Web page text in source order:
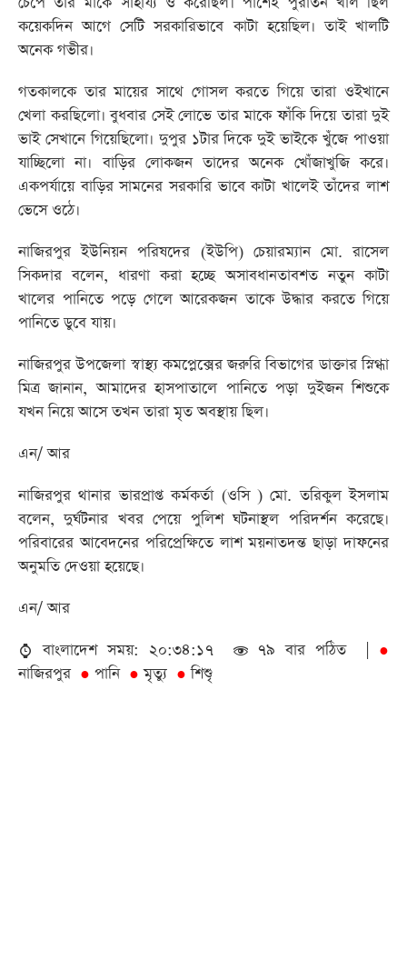
কয়েকদিন আগে সেটি সরকারিভাবে কাটা হয়েছিল। তাই খালটি
অনেক গভীর।
গতকালকে তার মায়ের সাথে গোসল করতে গিয়ে তারা ওইখানে
খেলা করছিলো। বুধবার সেই লোভে তার মাকে ফাঁকি দিয়ে তারা দুই
ভাই সেখানে গিয়েছিলো। দুপুর ১টার দিকে দুই ভাইকে খুঁজে পাওয়া
যাচ্ছিলো না। বাড়ির লোকজন তাদের অনেক খোঁজাখুজি করে।
একপর্যায়ে বাড়ির সামনের সরকারি ভাবে কাটা খালেই তাঁদের লাশ
ভেসে ওঠে।
নাজিরপুর ইউনিয়ন পরিষদের (ইউপি) চেয়ারম্যান মো. রাসেল
সিকদার বলেন, ধারণা করা হচ্ছে অসাবধানতাবশত নতুন কাটা
খালের পানিতে পড়ে গেলে আরেকজন তাকে উদ্ধার করতে গিয়ে
পানিতে ডুবে যায়।
নাজিরপুর উপজেলা স্বাস্থ্য কমপ্লেক্সের জরুরি বিভাগের ডাক্তার স্নিগ্ধা
মিত্র জানান, আমাদের হাসপাতালে পানিতে পড়া দুইজন শিশুকে
যখন নিয়ে আসে তখন তারা মৃত অবস্থায় ছিল।
এন/ আর
নাজিরপুর থানার ভারপ্রাপ্ত কর্মকর্তা (ওসি ) মো. তরিকুল ইসলাম
বলেন, দুর্ঘটনার খবর পেয়ে পুলিশ ঘটনাস্থল পরিদর্শন করেছে।
পরিবারের আবেদনের পরিপ্রেক্ষিতে লাশ ময়নাতদন্ত ছাড়া দাফনের
অনুমতি দেওয়া হয়েছে।
এন/ আর
বাংলাদেশ সময়: ২০:৩৪:১৭
৭৯ বার পঠিত | ●
নাজিরপুর ● পানি ● মৃত্যু ● শিশুৃ